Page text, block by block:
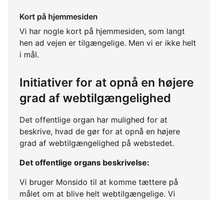
Kort på hjemmesiden
Vi har nogle kort på hjemmesiden, som langt
hen ad vejen er tilgængelige. Men vi er ikke helt
i mål.
Initiativer for at opnå en højere
grad af webtilgængelighed
Det offentlige organ har mulighed for at
beskrive, hvad de gør for at opnå en højere
grad af webtilgængelighed på webstedet.
Det offentlige organs beskrivelse:
Vi bruger Monsido til at komme tættere på
målet om at blive helt webtilgængelige. Vi